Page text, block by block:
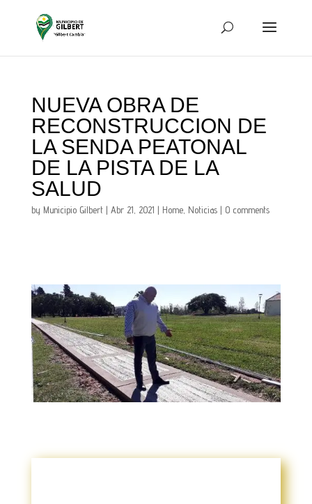
NUEVA OBRA DE
RECONSTRUCCION DE
LA SENDA PEATONAL
DE LA PISTA DE LA
SALUD
by Municipio Gilbert| Abr 21, 2021 | Home, Noticias| 0 comments